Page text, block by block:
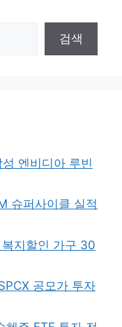
검색
엔비디아 루빈
슈퍼사이클 실적
지할인 가구 30
공모가 투자